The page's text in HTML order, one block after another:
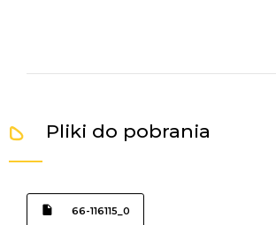
Pliki do pobrania
66-116115_0